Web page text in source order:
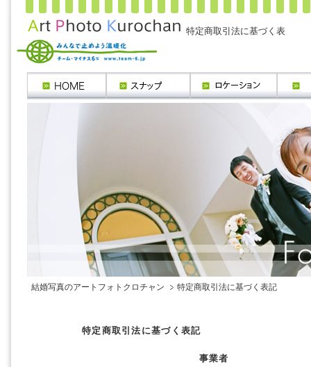
特定商取引法に基づく表
結婚写真のアートフォトクロチャン 特定商取引法に基づく表記
特定商取引法に基づく表記
事業者